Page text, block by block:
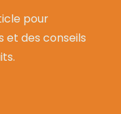
pour
et des conseils